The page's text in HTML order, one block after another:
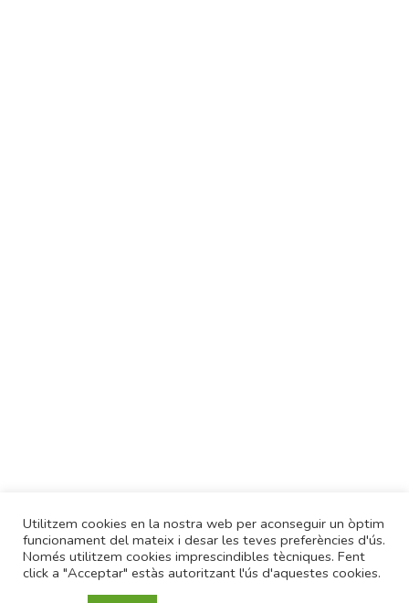
info@lauraduran.com
Utilitzem cookies en la nostra web per aconseguir un òptim
funcionament del mateix i desar les teves preferències d'ús.
Només utilitzem cookies imprescindibles tècniques. Fent
click a "Acceptar" estàs autoritzant l'ús d'aquestes cookies.